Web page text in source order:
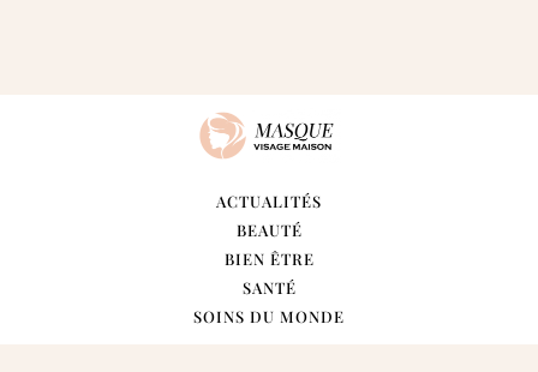
ACTUALITÉS
BEAUTÉ
BIEN ÊTRE
SANTÉ
SOINS DU MONDE